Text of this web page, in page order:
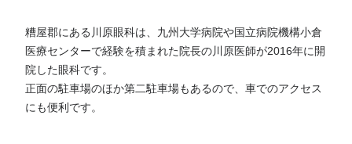
糟屋郡にある川原眼科は、九州大学病院や国立病院機構小倉
医療センターで経験を積まれた院長の川原医師が2016年に開
院した眼科です。
正面の駐車場のほか第二駐車場もあるので、車でのアクセス
にも便利です。